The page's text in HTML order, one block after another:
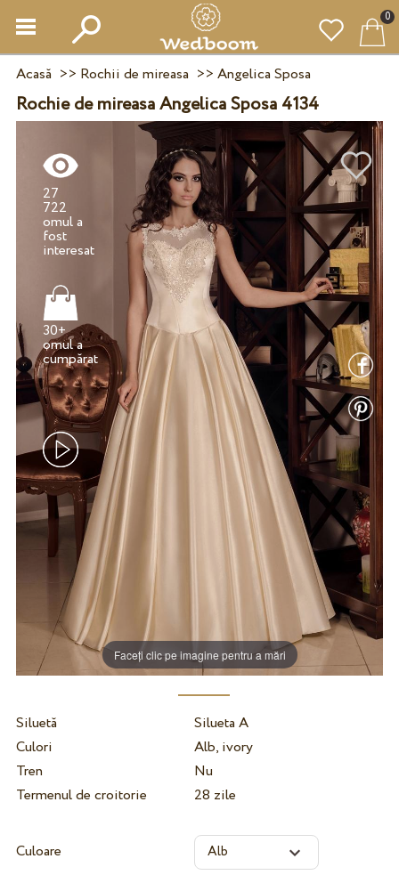
0
Acasă >> Rochii de mireasa >> Angelica Sposa
Rochie de mireasa Angelica Sposa 4134
Faceți clic pe imagine pentru a mări
27
722
omul a
fost
30+
omul a
cumpărat
Siluetă
Silueta A
Culori
Alb, ivory
Tren
Nu
Termenul de croitorie
28 zile
Culoare